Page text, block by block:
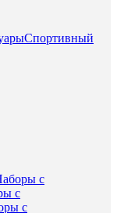
Спортивный
с
с
с